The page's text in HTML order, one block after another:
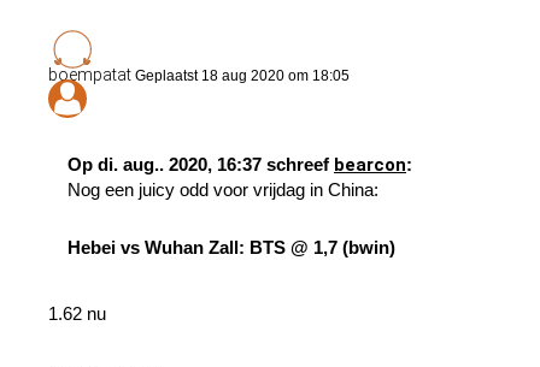
boempatat Geplaatst 18 aug 2020 om 18:05
Op di. aug.. 2020, 16:37 schreef bearcon:
Nog een juicy odd voor vrijdag in China:
Hebei vs Wuhan Zall: BTS @ 1,7 (bwin)
1.62 nu